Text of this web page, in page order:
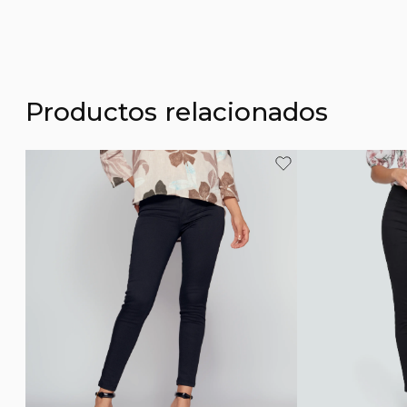
Productos relacionados